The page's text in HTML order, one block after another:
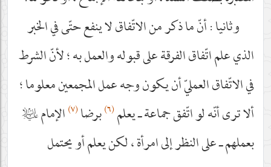
وثانيا : أنّ ما ذكر من الاتّفاق لا ينفع حتّى في الخبر
الذي علم اتّفاق الفرقة على قبوله والعمل به ؛ لأنّ الشرط
في الاتّفاق العمليّ أن يكون وجه عمل المجمعين معلوما ؛
ألا ترى أنّه لو اتّفق جماعة ـ يعلم(٦) برضا(٧) الإمامعليه‌السلام
بعملهم ـ على النظر إلى امرأة ، لكن يعلم أو يحتمل